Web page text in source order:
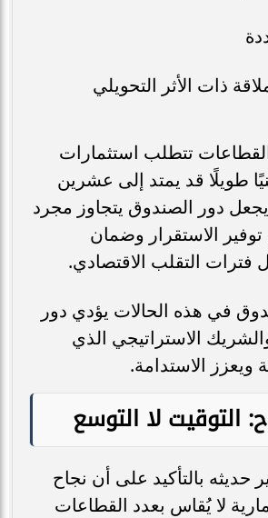
ذات الأثر التحويلي
تتطلب استثمارات
طويلًا قد يمتد إلى عشرين
يجعل دور الصندوق يتجاوز مجرد
الاستقرار وضمان
فترات التقلب الاقتصادي.
في هذه الحالات يؤدي دور
الاستراتيجي الذي
ويعزز الاستدامة.
التوقيت لا التوسع
حديثه بالتأكيد على أن نجاح
لا يُقاس بعدد القطاعات